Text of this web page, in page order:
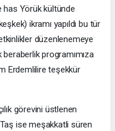
has Yörük kültünde
ikramı yapıldı bu tür
düzenlenemeye
programımıza
Erdemlilire teşekkür
görevini üstlenen
ise meşakkatli süren